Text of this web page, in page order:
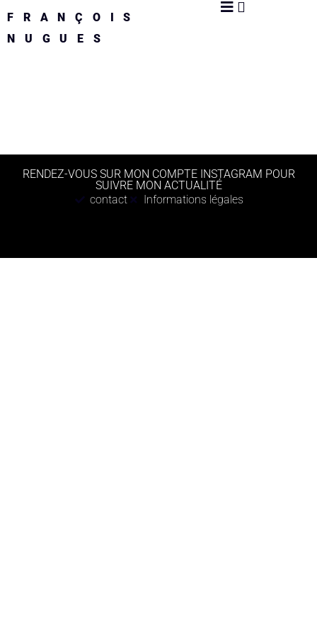
FRANÇOIS
NUGUES
RENDEZ-VOUS SUR MON COMPTE INSTAGRAM POUR
SUIVRE MON ACTUALITÉ
contact
Informations légales